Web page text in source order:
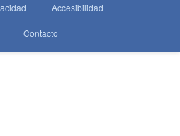
Accesibilidad
Contacto